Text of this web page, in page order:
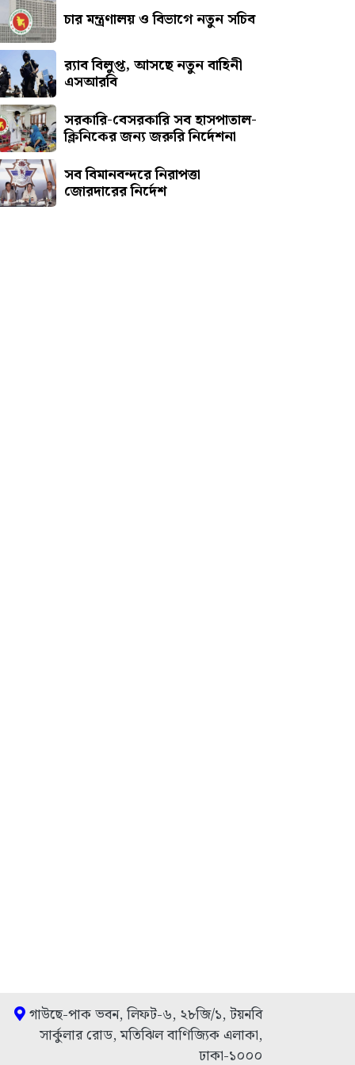
চার মন্ত্রণালয় ও বিভাগে নতুন সচিব
র‍্যাব বিলুপ্ত, আসছে নতুন বাহিনী
এসআরবি
সরকারি-বেসরকারি সব হাসপাতাল-
ক্লিনিকের জন্য জরুরি নির্দেশনা
সব বিমানবন্দরে নিরাপত্তা
জোরদারের নির্দেশ
গাউছে-পাক ভবন, লিফট-৬, ২৮জি/১, টয়নবি
সার্কুলার রোড, মতিঝিল বাণিজ্যিক এলাকা,
ঢাকা-১০০০